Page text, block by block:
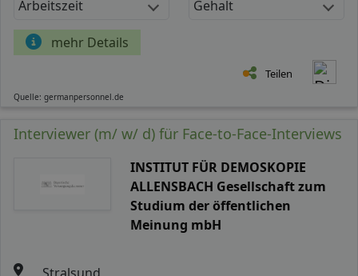
Arbeitszeit Gehalt
mehr Details
Teilen
Quelle: germanpersonnel.de
Interviewer (m/ w/ d) für Face-to-Face-Interviews
INSTITUT FÜR DEMOSKOPIE
ALLENSBACH Gesellschaft zum
Studium der öffentlichen
Meinung mbH